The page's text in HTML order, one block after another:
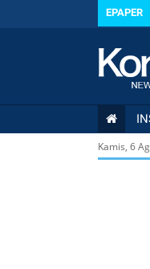
EPAPER
Kamis, 6